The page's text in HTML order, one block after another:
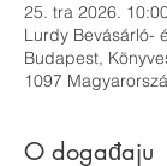
25. tra 2026.
Lurdy Bevásárló-
Budapest,
1097
O događaju